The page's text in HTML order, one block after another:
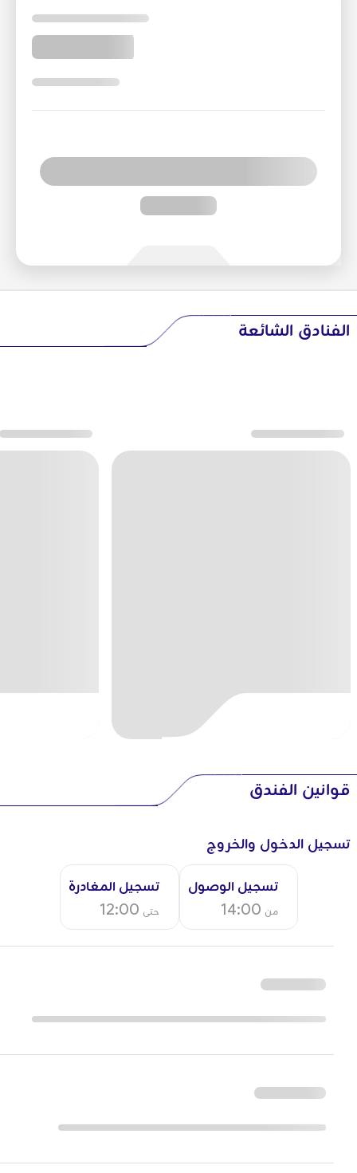
الفنادق الشائعة
قوانين الفندق
تسجيل الدخول والخروج
تسجيل الوصول
من
تسجيل المغادرة
حتى